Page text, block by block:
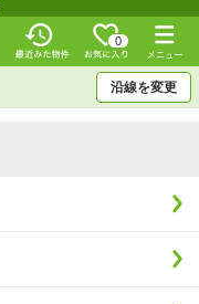
0
沿線を変更